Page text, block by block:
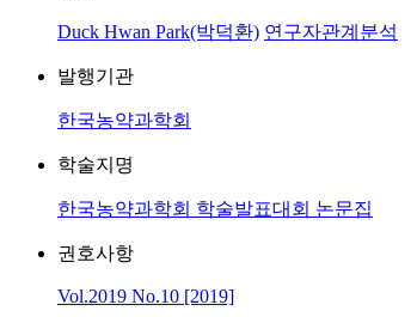
Duck Hwan Park(박덕환) 연구자관계분석
발행기관
한국농약과학회
학술지명
한국농약과학회 학술발표대회 논문집
권호사항
Vol.2019 No.10 [2019]